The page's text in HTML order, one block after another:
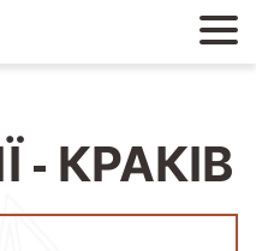
- КРАКІВ